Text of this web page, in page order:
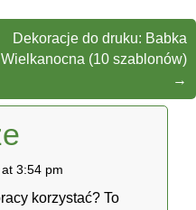
Dekoracje do druku: Babka
Wielkanocna (10 szablonów)
→
3:54 pm
korzystać? To